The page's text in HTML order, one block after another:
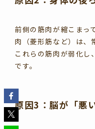
前側の筋肉が縮こまっ
肉（菱形筋など）は、
これらの筋肉が弱化し
です。
原因3：脳が「悪